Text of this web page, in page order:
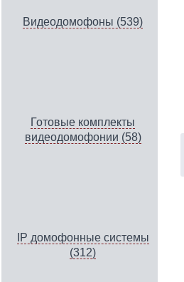
Видеодомофоны (539)
Готовые комплекты
видеодомофонии (58)
IP домофонные системы
(312)